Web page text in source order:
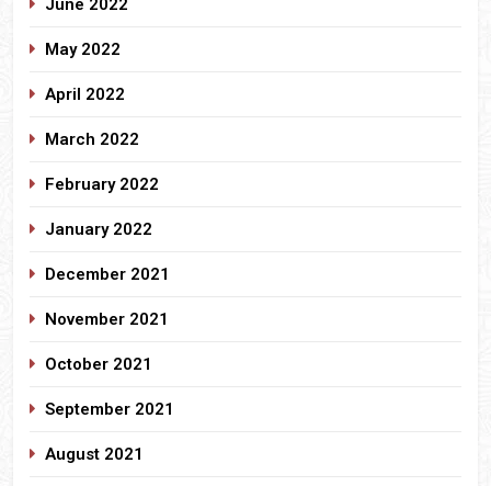
June 2022
May 2022
April 2022
March 2022
February 2022
January 2022
December 2021
November 2021
October 2021
September 2021
August 2021